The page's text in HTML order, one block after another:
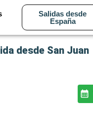
Salidas desde
España
desde San Juan